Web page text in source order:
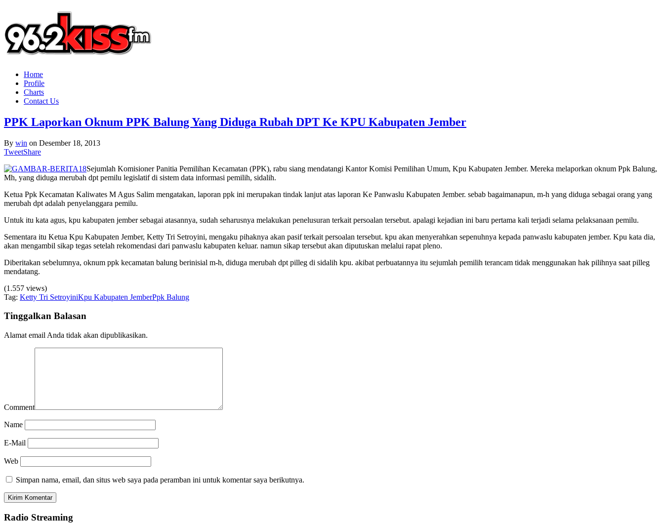
Home
Profile
Charts
Contact Us
PPK Laporkan Oknum PPK Balung Yang Diduga Rubah DPT Ke KPU Kabupaten Jember
By win on Desember 18, 2013
TweetShare
Sejumlah Komisioner Panitia Pemilihan Kecamatan (PPK), rabu siang mendatangi Kantor Komisi Pemilihan Umum, Kpu Kabupaten Jember. Mereka melaporkan oknum Ppk Balung,
Mh, yang diduga merubah dpt pemilu legislatif di sistem data informasi pemilih, sidalih.
Ketua Ppk Kecamatan Kaliwates M Agus Salim mengatakan, laporan ppk ini merupakan tindak lanjut atas laporan Ke Panwaslu Kabupaten Jember. sebab bagaimanapun, m-h yang diduga sebagai orang yang
merubah dpt adalah penyelanggara pemilu.
Untuk itu kata agus, kpu kabupaten jember sebagai atasannya, sudah seharusnya melakukan penelusuran terkait persoalan tersebut. apalagi kejadian ini baru pertama kali terjadi selama pelaksanaan pemilu.
Sementara itu Ketua Kpu Kabupaten Jember, Ketty Tri Setroyini, mengaku pihaknya akan pasif terkait persoalan tersebut. kpu akan menyerahkan sepenuhnya kepada panwaslu kabupaten jember. Kpu kata dia,
akan mengambil sikap tegas setelah rekomendasi dari panwaslu kabupaten keluar. namun sikap tersebut akan diputuskan melalui rapat pleno.
Diberitakan sebelumnya, oknum ppk kecamatan balung berinisial m-h, diduga merubah dpt pilleg di sidalih kpu. akibat perbuatannya itu sejumlah pemilih terancam tidak menggunakan hak pilihnya saat pilleg
mendatang.
(1.557 views)
Tag: Ketty Tri SetroyiniKpu Kabupaten JemberPpk Balung
Tinggalkan Balasan
Alamat email Anda tidak akan dipublikasikan.
Comment
Name
E-Mail
Web
Simpan nama, email, dan situs web saya pada peramban ini untuk komentar saya berikutnya.
Radio Streaming